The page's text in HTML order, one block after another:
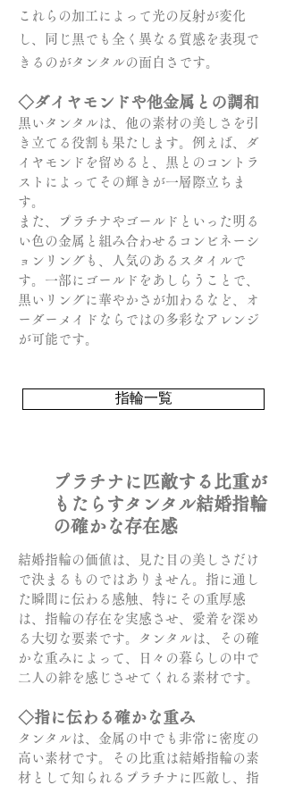
これらの加工によって光の反射が変化
し、同じ黒でも全く異なる質感を表現で
きるのがタンタルの面白さです。
◇ダイヤモンドや他金属との調和
黒いタンタルは、他の素材の美しさを引
き立てる役割も果たします。例えば、ダ
イヤモンドを留めると、黒とのコントラ
ストによってその輝きが一層際立ちま
す。
また、プラチナやゴールドといった明る
い色の金属と組み合わせるコンビネーシ
ョンリングも、人気のあるスタイルで
す。一部にゴールドをあしらうことで、
黒いリングに華やかさが加わるなど、オ
ーダーメイドならではの多彩なアレンジ
が可能です。
指輪一覧
プラチナに匹敵する比重が
もたらすタンタル結婚指輪
の確かな存在感
結婚指輪の価値は、見た目の美しさだけ
で決まるものではありません。指に通し
た瞬間に伝わる感触、特にその重厚感
は、指輪の存在を実感させ、愛着を深め
る大切な要素です。タンタルは、その確
かな重みによって、日々の暮らしの中で
二人の絆を感じさせてくれる素材です。
◇指に伝わる確かな重み
タンタルは、金属の中でも非常に密度の
高い素材です。その比重は結婚指輪の素
材として知られるプラチナに匹敵し、指